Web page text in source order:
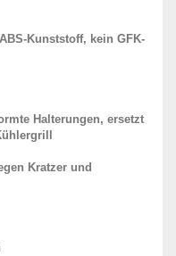
Kunststoff, kein GFK-
Halterungen, ersetzt
Kratzer und